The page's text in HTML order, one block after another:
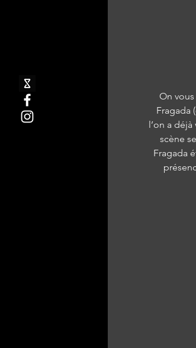
On
Fragada
l’on a
scène
Fragada